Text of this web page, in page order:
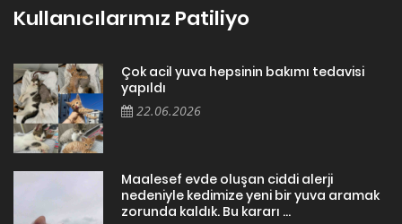
Kullanıcılarımız Patiliyo
Çok acil yuva hepsinin bakımı tedavisi
yapıldı
22.06.2026
Maalesef evde oluşan ciddi alerji
nedeniyle kedimize yeni bir yuva aramak
zorunda kaldık. Bu kararı ...